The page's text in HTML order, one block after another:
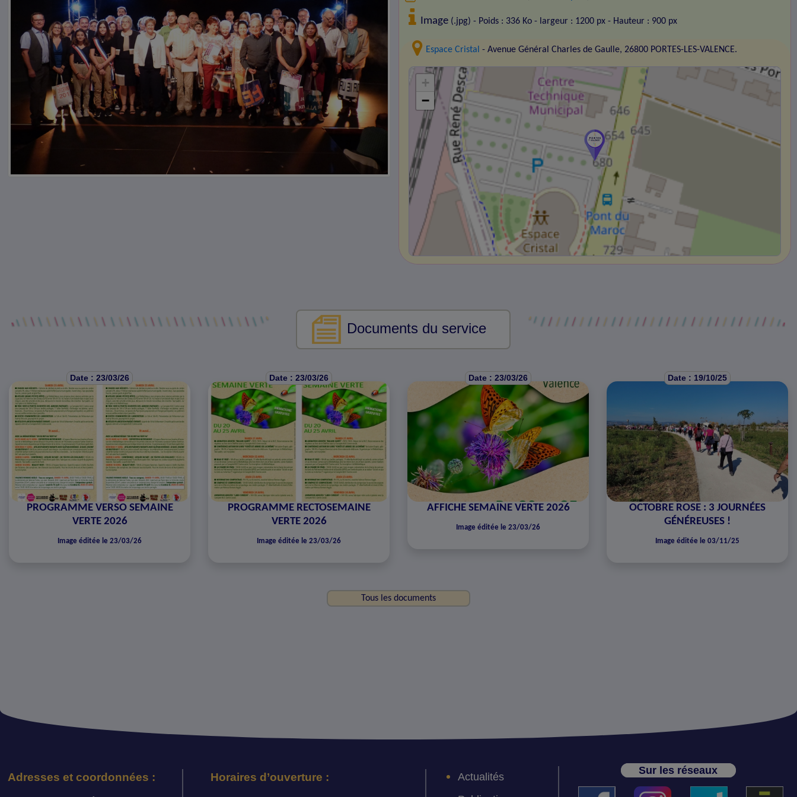
Image (.jpg) - Poids : 336 Ko - largeur : 1200 px - Hauteur : 900 px
Espace Cristal - Avenue Général Charles de Gaulle, 26800 PORTES-LES-VALENCE.
+
−
Documents du service
Date : 23/03/26
PROGRAMME VERSO SEMAINE
VERTE 2026
Image éditée le 23/03/26
Date : 23/03/26
PROGRAMME RECTOSEMAINE
VERTE 2026
Image éditée le 23/03/26
Date : 23/03/26
AFFICHE SEMAINE VERTE 2026
Image éditée le 23/03/26
Date : 19/10/25
OCTOBRE ROSE : 3 JOURNÉES
GÉNÉREUSES !
Image éditée le 03/11/25
Tous les documents
Adresses et coordonnées : Horaires d’ouverture :
Actualités
Sur les réseaux